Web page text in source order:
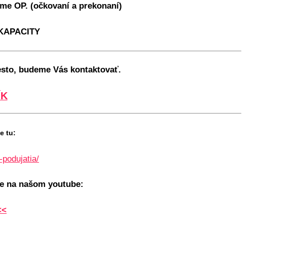
OP. (očkovaní a prekonaní)
budeme Vás kontaktovať.
tu:
na našom youtube: